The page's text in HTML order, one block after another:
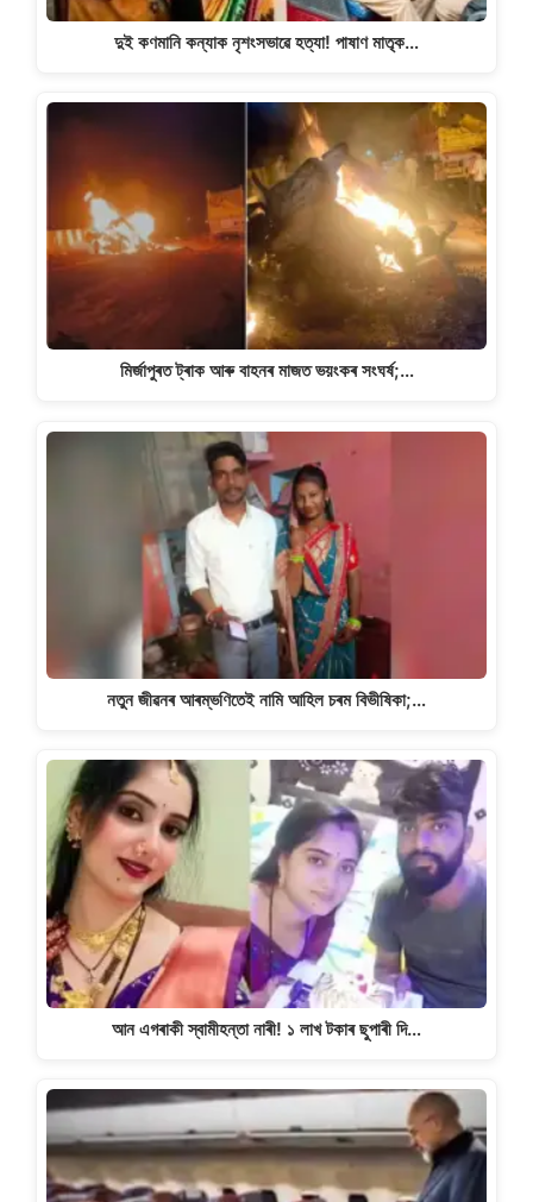
দুই কণমানি কন্যাক নৃশংসভাৱে হত্যা! পাষাণ মাতৃক…
মিৰ্জাপুৰত ট্ৰাক আৰু বাহনৰ মাজত ভয়ংকৰ সংঘৰ্ষ;…
নতুন জীৱনৰ আৰম্ভণিতেই নামি আহিল চৰম বিভীষিকা;…
আন এগৰাকী স্বামীহন্তা নাৰী! ১ লাখ টকাৰ ছুপাৰী দি…